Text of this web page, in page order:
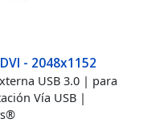
- 2048x1152
USB 3.0 | para
Vía USB |